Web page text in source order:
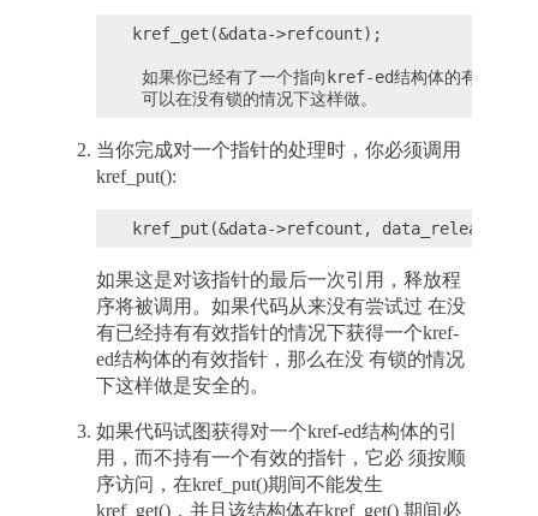
kref_get(&data->refcount);
如果你已经有了一个指向kref-ed结构体的有效指
当你完成对一个指针的处理时，你必须调用
kref_put():
如果这是对该指针的最后一次引用，释放程
序将被调用。如果代码从来没有尝试过 在没
有已经持有有效指针的情况下获得一个kref-
ed结构体的有效指针，那么在没 有锁的情况
下这样做是安全的。
如果代码试图获得对一个kref-ed结构体的引
用，而不持有一个有效的指针，它必 须按顺
序访问，在kref_put()期间不能发生
kref_get()，并且该结构体在kref_get() 期间必